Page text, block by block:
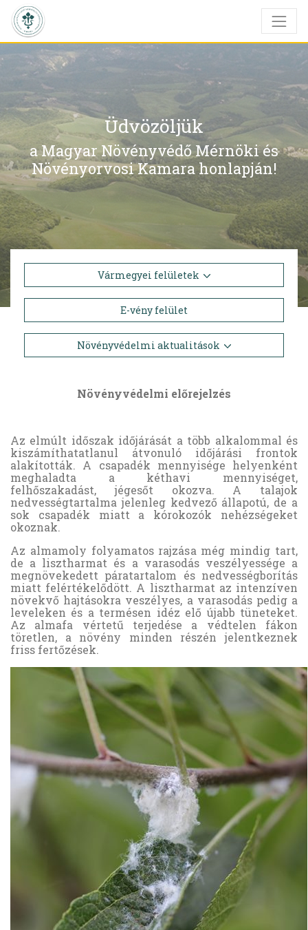
Üdvözöljük
a Magyar Növényvédő Mérnöki és
Növényorvosi Kamara honlapján!
Vármegyei felületek
E-vény felület
Növényvédelmi aktualitások
Növényvédelmi előrejelzés
Az elmúlt időszak időjárását a több alkalommal és
kiszámíthatatlanul átvonuló időjárási frontok
alakították. A csapadék mennyisége helyenként
meghaladta a kéthavi mennyiséget,
felhőszakadást, jégesőt okozva. A talajok
nedvességtartalma jelenleg kedvező állapotú, de a
sok csapadék miatt a kórokozók nehézségeket
okoznak.
Az almamoly folyamatos rajzása még mindig tart,
de a lisztharmat és a varasodás veszélyessége a
megnövekedett páratartalom és nedvességborítás
miatt felértékelődött. A lisztharmat az intenzíven
növekvő hajtásokra veszélyes, a varasodás pedig a
leveleken és a termésen idéz elő újabb tüneteket.
Az almafa vértetű terjedése a védtelen fákon
töretlen, a növény minden részén jelentkeznek
friss fertőzések.